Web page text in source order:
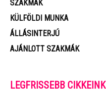
SZAKMÁK
KÜLFÖLDI MUNKA
ÁLLÁSINTERJÚ
AJÁNLOTT SZAKMÁK
LEGFRISSEBB CIKKEINK